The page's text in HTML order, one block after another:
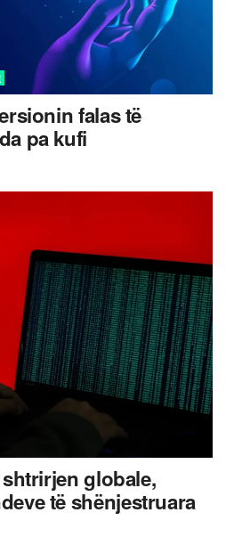
falas të
pa kufi
globale,
të shënjestruara